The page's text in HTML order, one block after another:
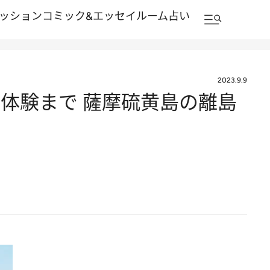
ションコミック&エッセイルーム占い
2023.9.9
験まで 薩摩硫黄島の離島